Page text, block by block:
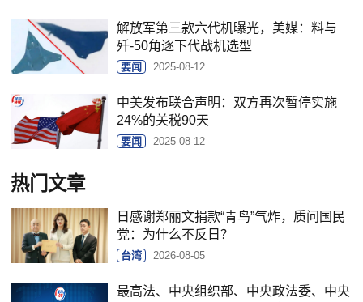
解放军第三款六代机曝光，美媒：料与
歼-50角逐下代战机选型
要闻 2025-08-12
中美发布联合声明：双方再次暂停实施
24%的关税90天
要闻 2025-08-12
热门文章
日感谢郑丽文捐款“青鸟”气炸，质问国民
党：为什么不反日？
台湾 2026-08-05
最高法、中央组织部、中央政法委、中央